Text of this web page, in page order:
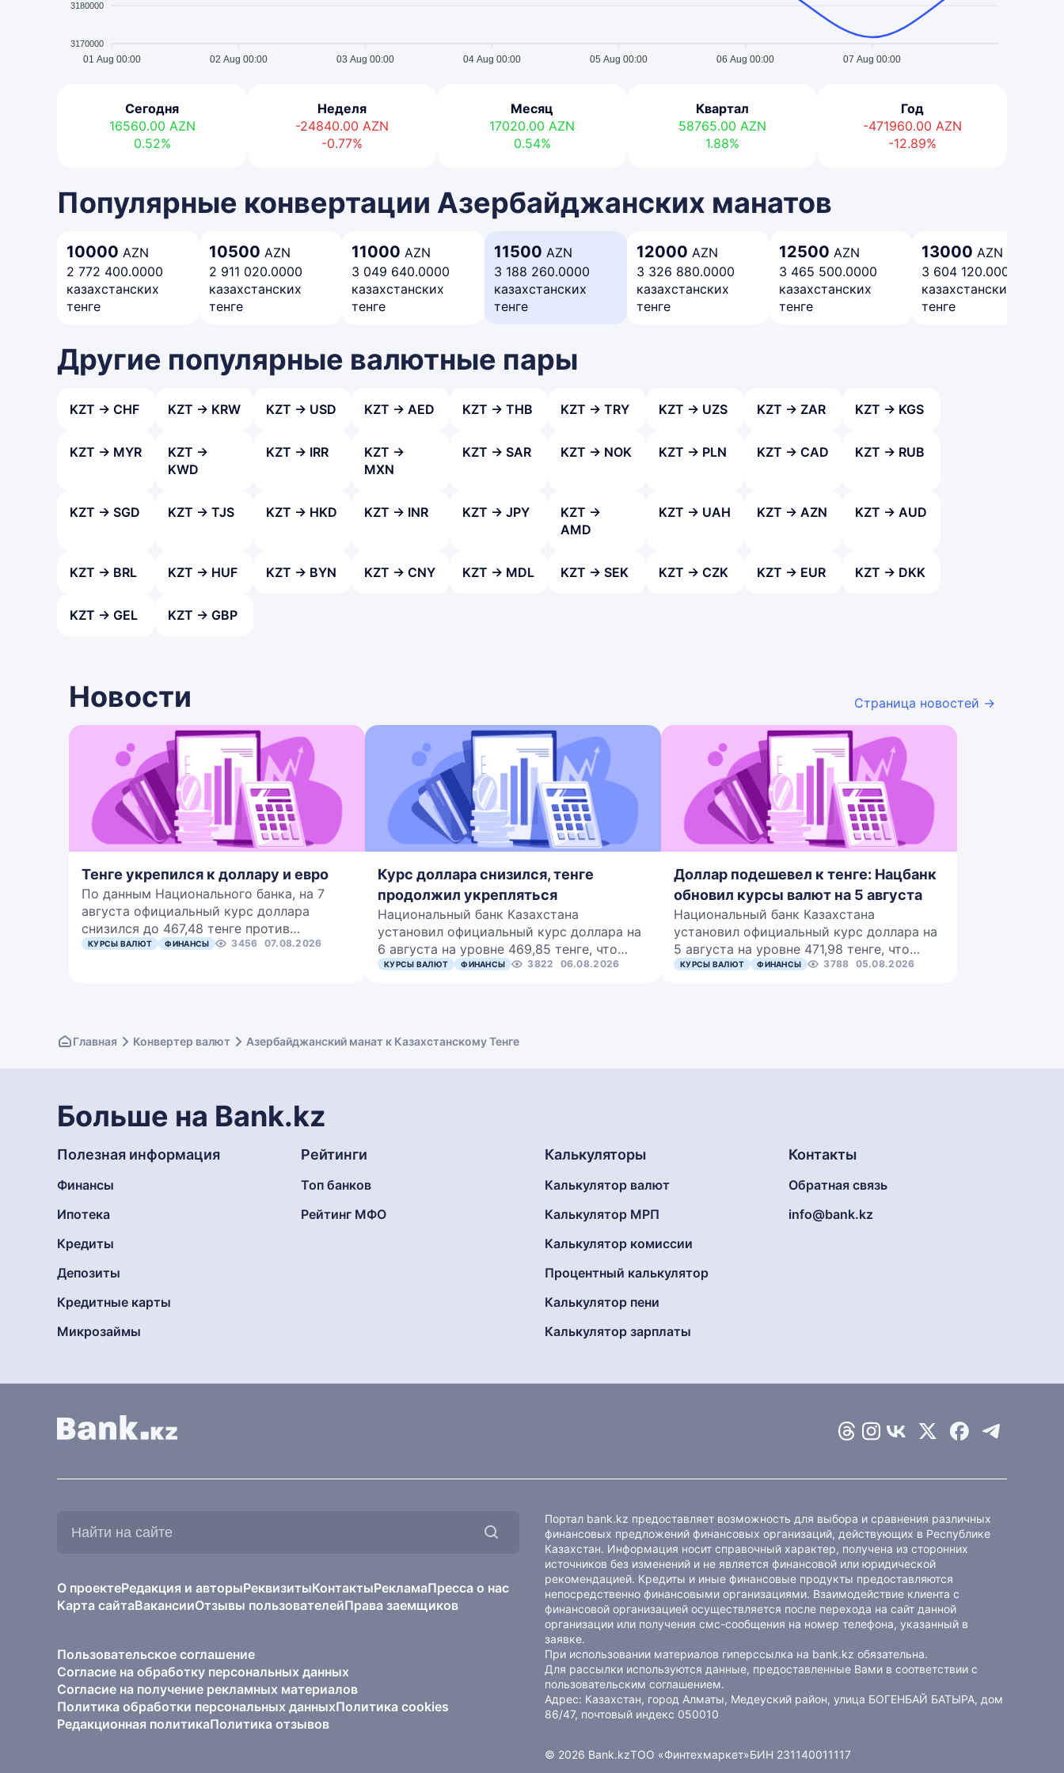
3180000
3170000
01 Aug 00:00 02 Aug 00:00 03 Aug 00:00 04 Aug 00:00 05 Aug 00:00 06 Aug 00:00 07 Aug 00:00
Сегодня
16560.00 AZN
0.52%
Неделя
-24840.00 AZN
-0.77%
Месяц
17020.00 AZN
0.54%
Квартал
58765.00 AZN
1.88%
Год
-471960.00 AZN
-12.89%
Популярные конвертации Азербайджанских манатов
10000 AZN
2 772 400.0000
казахстанских
тенге
10500 AZN
2 911 020.0000
казахстанских
тенге
11000 AZN
3 049 640.0000
казахстанских
тенге
11500 AZN
3 188 260.0000
казахстанских
тенге
12000 AZN
3 326 880.0000
казахстанских
тенге
12500 AZN
3 465 500.0000
казахстанских
тенге
13000 AZN
3 604 120.0000
казахстанских
тенге
Другие популярные валютные пары
KZT → CHF KZT → KRW KZT → USD KZT → AED KZT → THB KZT → TRY KZT → UZS KZT → ZAR KZT → KGS
KZT → MYR
KZT →
KWD
KZT → IRR
KZT →
MXN
KZT → SAR KZT → NOK KZT → PLN KZT → CAD KZT → RUB
KZT → SGD KZT → TJS KZT → HKD KZT → INR KZT → JPY
KZT →
AMD
KZT → UAH KZT → AZN KZT → AUD
KZT → BRL KZT → HUF KZT → BYN KZT → CNY KZT → MDL KZT → SEK KZT → CZK KZT → EUR KZT → DKK
KZT → GEL KZT → GBP
Новости Страница новостей →
Тенге укрепился к доллару и евро
По данным Национального банка, на 7
августа официальный курс доллара
снизился до 467,48 тенге против…
КУРСЫ ВАЛЮТ ФИНАНСЫ 3456 07.08.2026
Курс доллара снизился, тенге
продолжил укрепляться
Национальный банк Казахстана
установил официальный курс доллара на
6 августа на уровне 469,85 тенге, что…
КУРСЫ ВАЛЮТ ФИНАНСЫ 3822 06.08.2026
Доллар подешевел к тенге: Нацбанк
обновил курсы валют на 5 августа
Национальный банк Казахстана
установил официальный курс доллара на
5 августа на уровне 471,98 тенге, что…
КУРСЫ ВАЛЮТ ФИНАНСЫ 3788 05.08.2026
Главная Конвертер валют Азербайджанский манат к Казахстанскому Тенге
Больше на Bank.kz
Полезная информация
Финансы
Ипотека
Кредиты
Депозиты
Кредитные карты
Микрозаймы
Рейтинги
Топ банков
Рейтинг МФО
Калькуляторы
Калькулятор валют
Калькулятор МРП
Калькулятор комиссии
Процентный калькулятор
Калькулятор пени
Калькулятор зарплаты
Контакты
Обратная связь
info@bank.kz
О проектеРедакция и авторыРеквизитыКонтактыРекламаПресса о нас
Карта сайтаВакансииОтзывы пользователейПрава заемщиков
Пользовательское соглашение
Согласие на обработку персональных данных
Согласие на получение рекламных материалов
Политика обработки персональных данныхПолитика cookies
Редакционная политикаПолитика отзывов
Портал bank.kz предоставляет возможность для выбора и сравнения различных
финансовых предложений финансовых организаций, действующих в Республике
Казахстан. Информация носит справочный характер, получена из сторонних
источников без изменений и не является финансовой или юридической
рекомендацией. Кредиты и иные финансовые продукты предоставляются
непосредственно финансовыми организациями. Взаимодействие клиента с
финансовой организацией осуществляется после перехода на сайт данной
организации или получения смс-сообщения на номер телефона, указанный в
заявке.
При использовании материалов гиперссылка на bank.kz обязательна.
Для рассылки используются данные, предоставленные Вами в соответствии с
пользовательским соглашением.
Адрес: Казахстан, город Алматы, Медеуский район, улица БОГЕНБАЙ БАТЫРА, дом
86/47, почтовый индекс 050010
© 2026 Bank.kzТОО «Финтехмаркет»БИН 231140011117